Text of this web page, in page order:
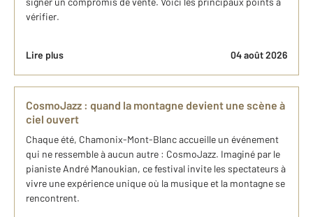
vérifier.
Lire plus 04 août 2026
CosmoJazz : quand la montagne devient une scène à
ciel ouvert
Chaque été, Chamonix-Mont-Blanc accueille un événement
qui ne ressemble à aucun autre : CosmoJazz. Imaginé par le
pianiste André Manoukian, ce festival invite les spectateurs à
vivre une expérience unique où la musique et la montagne se
rencontrent.